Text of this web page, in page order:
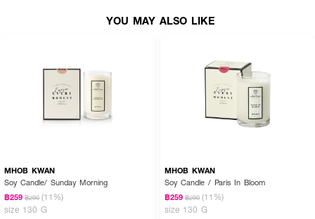
• ดับเทียนเมื่อหน้าเทียนละลายทั่วกันแล้วเท่านั้น เพื่อรักษาหน้าเทียนไม่ให้เป็นหลุม
• หากดับเทียนไปแล้ว และต้องการจะจุดซ้ำ ควรรอให้ไส้เทียนเย็นตัวลงก่อน หากจุด
ต่ออาจทำให้เทียนจุดไม่ติด
Nice to know:
• น้ำตาเทียนจากไขถั่วเหลือง สามารถนำมาแตะตามจุดชีพจรเพื่อใช้เป็นน้ำหอม
เนื่องจากจะทำให้ความร้อนไม่ทั่วถึง และให้หน้าเทียนละลายทั่วกันช้าลง ส่งผลต่อ
คุณภาพและการใช้งาน
• ไม่ควรเปิดเครื่องกรอง หรือเครื่องดูดอากาศ ในขณะที่ใช้งานเทียนหอม
YOU MAY ALSO LIKE
MHOB KWAN
Soy Candle/ Sunday Morning
฿259 ฿290 (11%)
size 130 G
MHOB KWAN
Soy Candle / Paris In Bloom
฿259 ฿290 (11%)
size 130 G